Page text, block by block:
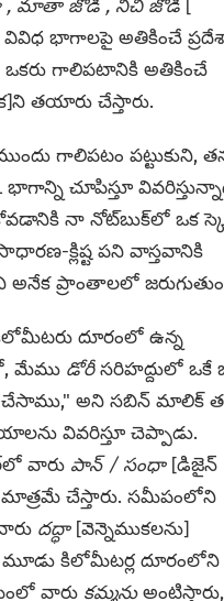
, మాతా జోడి , నీచి జోడి
భాగాలపై అతికించే
ఒకరు గాలిపటానికి అతికించే
తయారు చేస్తారు.
గాలిపటం పట్టుకుని,
చూపిస్తూ
నా నోట్‌బుక్‌లో ఒక
క్లిష్ట పని వాస్తవానికి
ప్రాంతాలలో
దూరంలో ఉన్న
మేము డోరీసరిహద్దులో ఒకే
చేసాము," అని సబిన్ మాలిక్
వివరిస్తూ చెప్పాడు.
వారు పాన్ / సంధా [డిజైన్
చేస్తారు. సమీపంలోని
దద్ధా [వెన్నెముకలను]
మూడు కిలోమీటర్ల దూరంలోని
వారు కమ్మనుఅంటిస్తారు,